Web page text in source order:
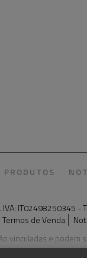
PRODUTOS
IT02498250345 -
Termos de Venda
vinculadas e podem